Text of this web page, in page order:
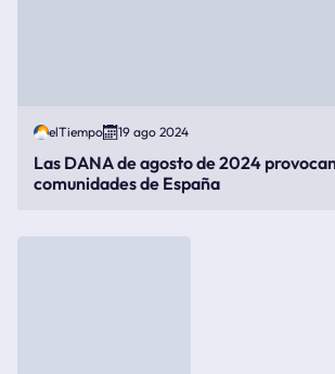
elTiempo 19 ago 2024
Las DANA de agosto de 2024
comunidades de España